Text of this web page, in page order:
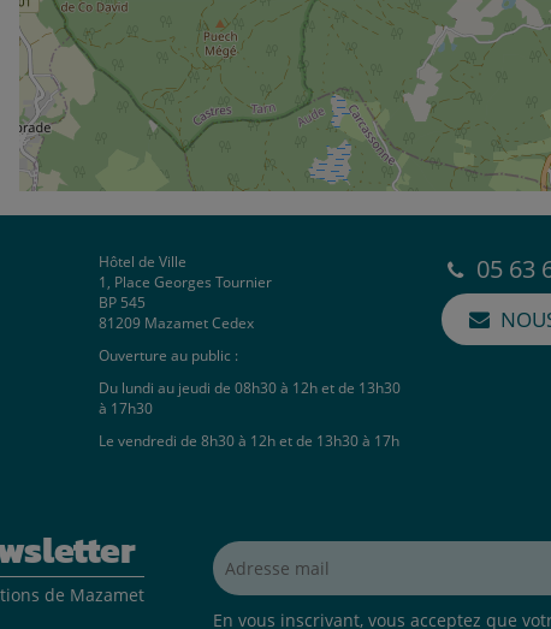
Hôtel de Ville
1, Place Georges Tournier
BP 545
81209 Mazamet Cedex
Ouverture au public :
Du lundi au jeudi de 08h30 à 12h et de 13h30
à 17h30
Le vendredi de 8h30 à 12h et de 13h30 à 17h
05 63
de Mazamet
Adresse mail*
En vous inscrivant, vous acceptez que